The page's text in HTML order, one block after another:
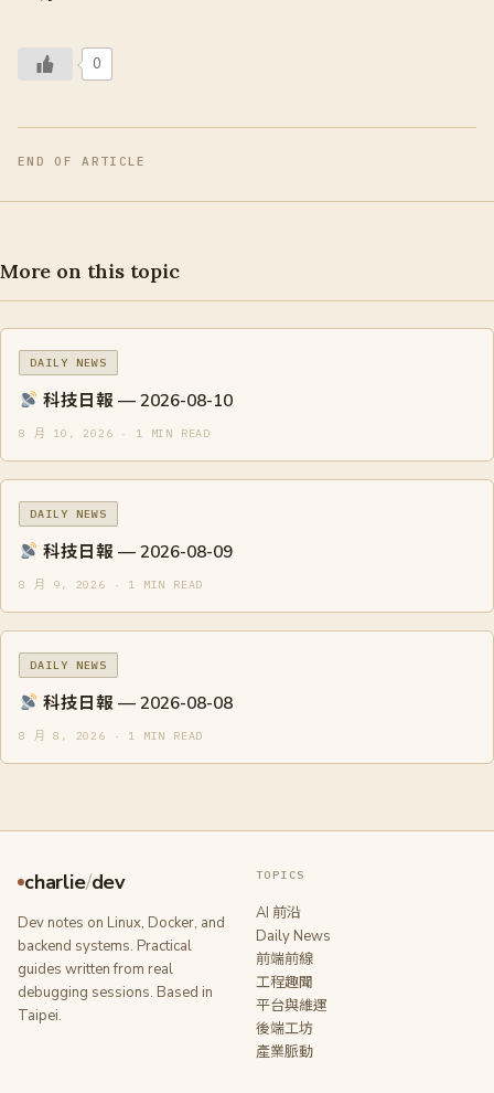
0
END OF ARTICLE
More on this topic
DAILY NEWS
科技日報 — 2026-08-10
8 月 10, 2026 · 1 MIN READ
DAILY NEWS
科技日報 — 2026-08-09
8 月 9, 2026 · 1 MIN READ
DAILY NEWS
科技日報 — 2026-08-08
8 月 8, 2026 · 1 MIN READ
charlie/dev
Dev notes on Linux, Docker, and
backend systems. Practical
guides written from real
debugging sessions. Based in
Taipei.
TOPICS
AI 前沿
Daily News
前端前線
工程趣聞
平台與維運
後端工坊
產業脈動